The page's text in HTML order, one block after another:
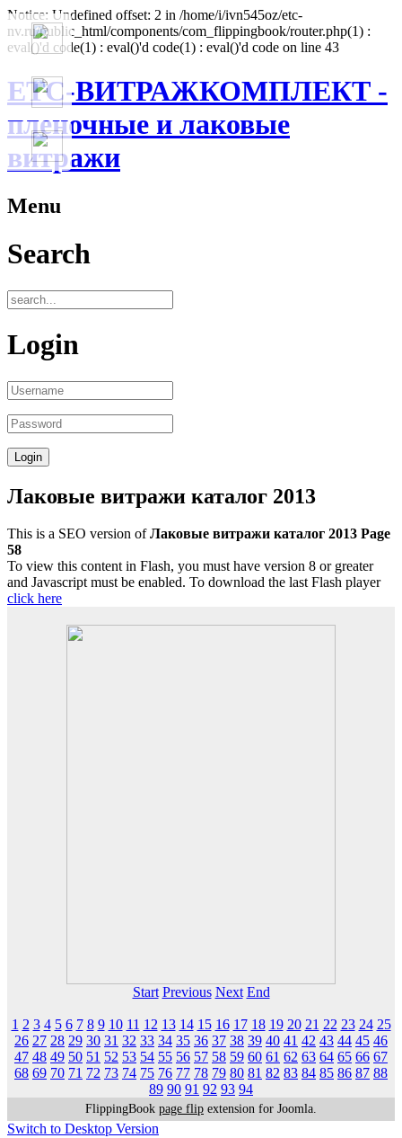
Notice: Undefined offset: 2 in /home/i/ivn545oz/etc-
nv.ru/public_html/components/com_flippingbook/router.php(1) :
eval()'d code(1) : eval()'d code(1) : eval()'d code on line 43
ЕТС-ВИТРАЖКОМПЛЕКТ -
пленочные и лаковые
витражи
Menu
Search
Login
Лаковые витражи каталог 2013
This is a SEO version ofЛаковые витражи каталог 2013 Page
58
To view this content in Flash, you must have version 8 or greater
and Javascript must be enabled. To download the last Flash player
click here
Start Previous Next End
1 2 3 4 5 6 7 8 9 10 11 12 13 14 15 16 17 18 19 20 21 22 23 24 25
26 27 28 29 30 31 32 33 34 35 36 37 38 39 40 41 42 43 44 45 46
47 48 49 50 51 52 53 54 55 56 57 58 59 60 61 62 63 64 65 66 67
68 69 70 71 72 73 74 75 76 77 78 79 80 81 82 83 84 85 86 87 88
89 90 91 92 93 94
FlippingBook page flip extension for Joomla.
Switch to Desktop Version